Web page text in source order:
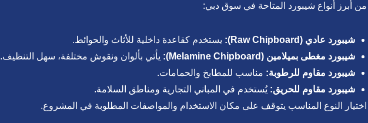
من أبرز أنواع شيبورد المتاحة في سوق دبي:
شيبورد عادي (Raw Chipboard):
يستخدم كقاعدة داخلية للأثاث والحوائط.
شيبورد مغطى بميلامين (Melamine Chipboard):
يأتي بألوان ونقوش مختلفة، سهل التنظيف.
شيبورد مقاوم للرطوبة: مناسب للمطابخ والحمامات.
شيبورد مقاوم للحريق: يُستخدم في المباني التجارية ومناطق السلامة.
اختيار النوع المناسب يتوقف على مكان الاستخدام والمواصفات المطلوبة في المشروع.